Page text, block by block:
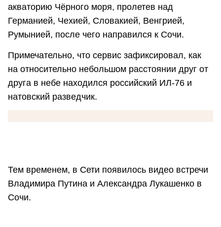
акваторию Чёрного моря, пролетев над
Германией, Чехией, Словакией, Венгрией,
Румынией, после чего направился к Сочи.
Примечательно, что сервис зафиксировал, как
на относительно небольшом расстоянии друг от
друга в небе находился российский ИЛ-76 и
натовский разведчик.
Тем временем, в Сети появилось видео встречи
Владимира Путина и Александра Лукашенко в
Сочи.